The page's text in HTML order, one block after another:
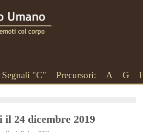
Segnali "C" Precursori: A G
il 24 dicembre 2019